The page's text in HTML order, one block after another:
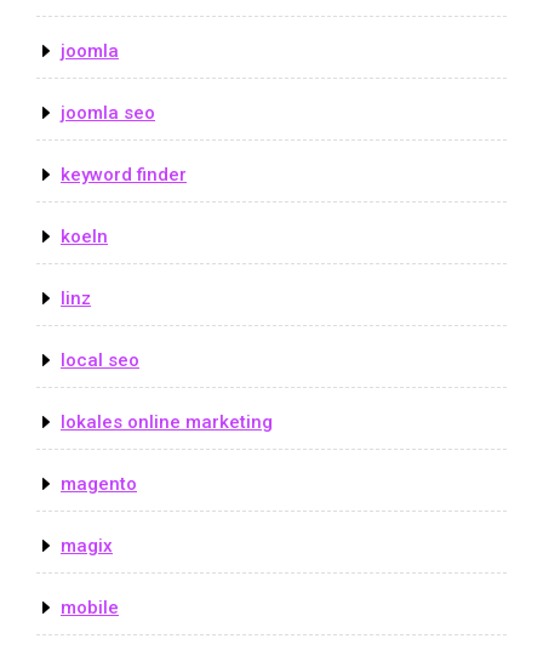
joomla
joomla seo
keyword finder
koeln
linz
local seo
lokales online marketing
magento
magix
mobile